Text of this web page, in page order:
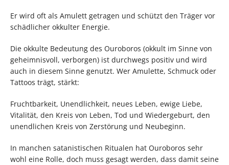
Er wird oft als Amulett getragen und schützt den Träger vor
schädlicher okkulter Energie.
Die okkulte Bedeutung des Ouroboros (okkult im Sinne von
geheimnisvoll, verborgen) ist durchwegs positiv und wird
auch in diesem Sinne genutzt. Wer Amulette, Schmuck oder
Tattoos trägt, stärkt:
Fruchtbarkeit, Unendlichkeit, neues Leben, ewige Liebe,
Vitalität, den Kreis von Leben, Tod und Wiedergeburt, den
unendlichen Kreis von Zerstörung und Neubeginn.
In manchen satanistischen Ritualen hat Ouroboros sehr
wohl eine Rolle, doch muss gesagt werden, dass damit seine